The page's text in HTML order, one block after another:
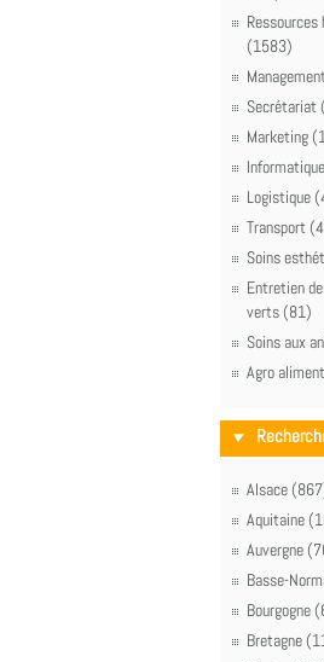
Ressources
(1583)
Secrétariat
Marketing
Logistique
Transport
Soins
Entretien
verts (81)
Soins aux
Agro
Alsace
Aquitaine
Auvergne
Basse-
Bourgogne
Bretagne